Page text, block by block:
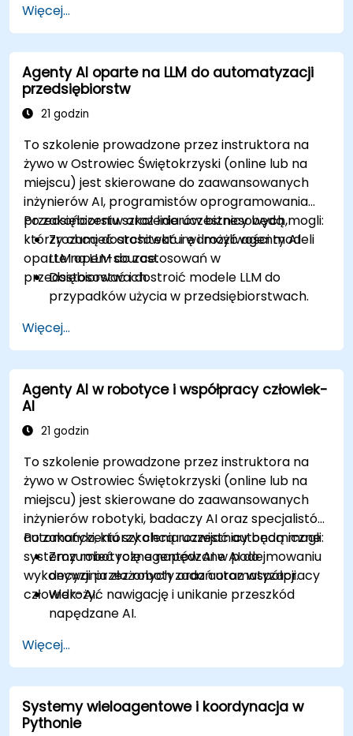
Zbudować i dostosować asystenta
osobistego przy użyciu frameworków i
narzędzi AI.
Wdrożyć asystentów osobistych do
rzeczywistych zastosowań w różnych
branżach.
Więcej...
Agenty AI oparte na LLM do automatyzacji
przedsiębiorstw
21 godzin
To szkolenie prowadzone przez instruktora na
żywo w Ostrowiec Świętokrzyski (online lub na
miejscu) jest skierowane do zaawansowanych
inżynierów AI, programistów oprogramowania
przedsiębiorstw oraz liderów biznesowych,
którzy chcą dostosować i wdrożyć agenty AI
oparte na LLM do zastosowań w
przedsiębiorstwach.
Po zakończeniu szkolenia uczestnicy będą mogli:
Zrozumieć architekturę i możliwości modeli
LLM open-source.
Dostosować i dostroić modele LLM do
przypadków użycia w przedsiębiorstwach.
Hugging Face.
Integrować agenty zasilane LLM do
procesów biznesowych.
Więcej...
Agenty AI w robotyce i współpracy człowiek-
AI
21 godzin
To szkolenie prowadzone przez instruktora na
żywo w Ostrowiec Świętokrzyski (online lub na
miejscu) jest skierowane do zaawansowanych
inżynierów robotyki, badaczy AI oraz specjalistów
automatyki, którzy chcą rozwijać autonomiczne
systemy robotyczne napędzane AI do
wykonywania złożonych zadań oraz współpracy
człowiek-AI.
Po zakończeniu szkolenia uczestnicy będą mogli:
Zrozumieć rolę agentów AI w podejmowaniu
decyzji przez roboty oraz automatyzacji.
Wdrożyć nawigację i unikanie przeszkód
napędzane AI.
człowiek-AI.
Wdrażać systemy percepcji i sterowania
napędzane AI w robotach.
Więcej...
Systemy wieloagentowe i koordynacja w
Pythonie